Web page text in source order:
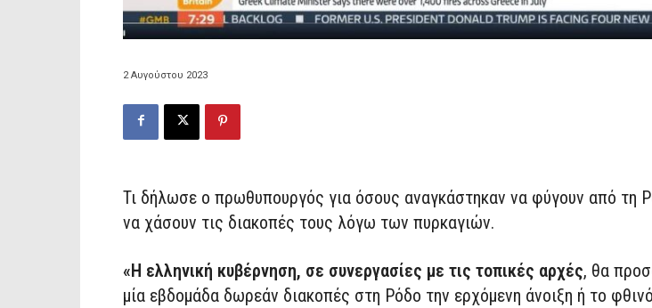
2 Αυγούστου 2023
Τι δήλωσε ο πρωθυπουργός για όσους αναγκάστηκαν να φύγουν από τη
να χάσουν τις διακοπές τους λόγω των πυρκαγιών.
«Η ελληνική κυβέρνηση, σε συνεργασίες με τις τοπικές αρχές, θα
μία εβδομάδα δωρεάν διακοπές στη Ρόδο την ερχόμενη άνοιξη ή το